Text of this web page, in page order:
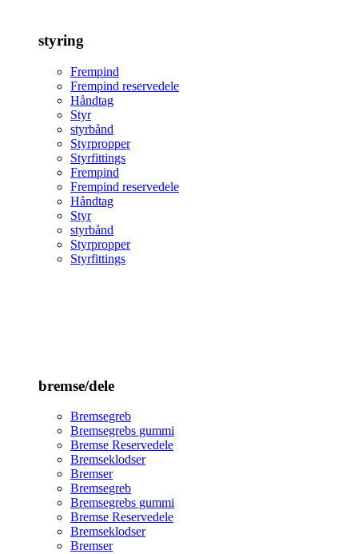
styring
Frempind
Frempind reservedele
Håndtag
Styr
styrbånd
Styrpropper
Styrfittings
Frempind
Frempind reservedele
Håndtag
Styr
styrbånd
Styrpropper
Styrfittings
bremse/dele
Bremsegreb
Bremsegrebs gummi
Bremse Reservedele
Bremseklodser
Bremser
Bremsegreb
Bremsegrebs gummi
Bremse Reservedele
Bremseklodser
Bremser